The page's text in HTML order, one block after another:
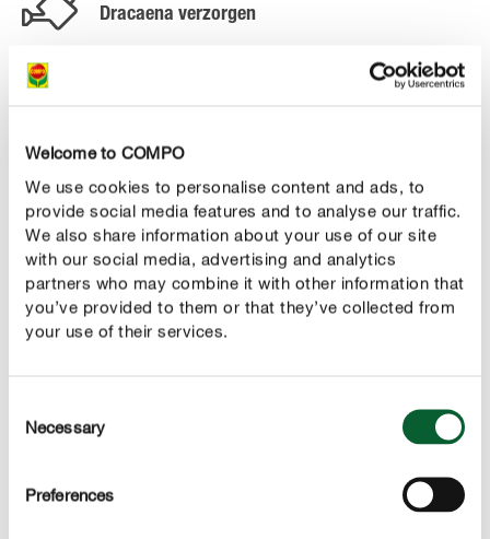
Welcome to COMPO
We use cookies to personalise content and ads, to
provide social media features and to analyse our traffic.
We also share information about your use of our site
with our social media, advertising and analytics
partners who may combine it with other information that
you’ve provided to them or that they’ve collected from
your use of their services.
Selection
Necessary
Preferences
Dracaena verzorgen
Water geven
Houd de plant steeds vochtig en laat deze nooit
vermijden, omdat dit in combinatie met lage
bodemtemperaturen leidt tot wortelrot.
Bruine bladpunten duiden op een droge aardekluit, tocht
van droge lucht en overbemesting. Geef de plant water
van bovenaf of, via de schotel, van onderaf, maar giet
niet over de bladeren heen.
De plant moet van maart tot en met oktober voldoende
worden bemest. Kalium en ijzer zorgen voor sterke,
speciale vloeibare meststof of onze handige
meststaafjes met een langzame werking die 3 maanden